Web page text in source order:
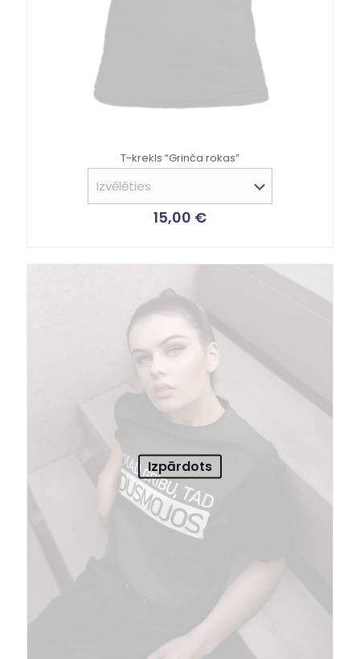
T-krekls “Grinča rokas”
15,00 €
Izpārdots